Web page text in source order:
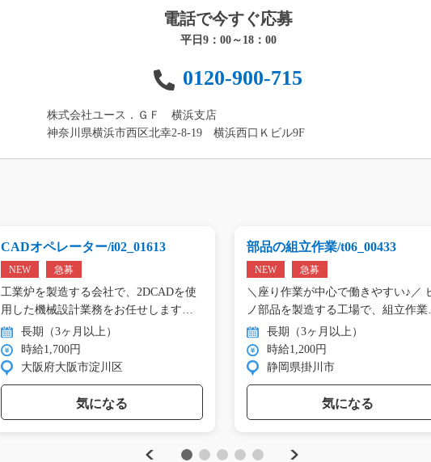
電話で今すぐ応募
平日9：00～18：00
0120-900-715
株式会社ユース．ＧＦ 横浜支店
神奈川県横浜市西区北幸2-8-19 横浜西口Ｋビル9F
Previous
CADオペレーター/i02_01613
NEW 急募
工業炉を製造する会社で、2DCADを使
用した機械設計業務をお任せします。
…
長期（3ヶ月以上）
時給1,700円
大阪府大阪市淀川区
気になる
部品の組立作業/t06_00433
NEW 急募
＼座り作業が中心で働きやすい♪／
ノ部品を製造する工場で、組立作
長期（3ヶ月以上）
時給1,200円
静岡県掛川市
気になる
Next